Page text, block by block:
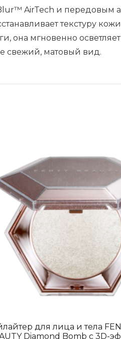
AirTech и передовым
текстуру
она мгновенно
свежий, матовый вид.
для лица и тела
Diamond Bomb с 3D-